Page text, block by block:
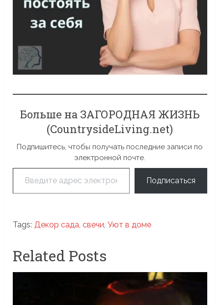
Больше на ЗАГОРОДНАЯ ЖИЗНЬ
(CountrysideLiving.net)
Подпишитесь, чтобы получать последние записи по
электронной почте.
Введите адрес электронной почты…
Подписаться
Tags: Декор сада,свечи,Уют в доме
Related Posts